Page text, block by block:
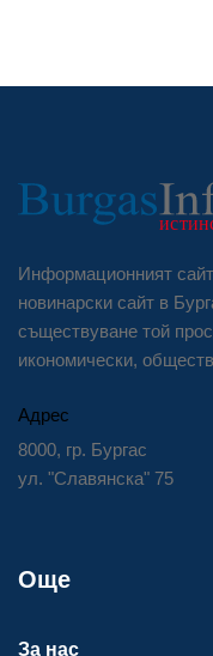
Информационният
новинарски сайт в
съществуване той
икономически,
Адрес
8000, гр. Бургас
ул. "Славянска" 75
Още
За нас